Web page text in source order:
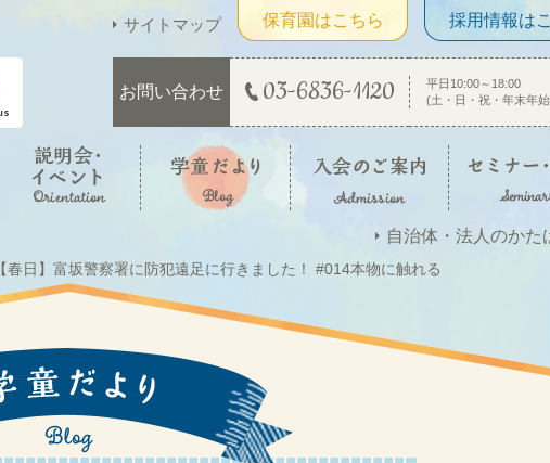
サイトマップ 保育園はこちら 採用情報は
お問い合わせ 03-6836-1120
平日10:00～18:00
(土・日・祝・年末年
自治体・法人のかた
【春日】富坂警察署に防犯遠足に行きました！ #014本物に触れる